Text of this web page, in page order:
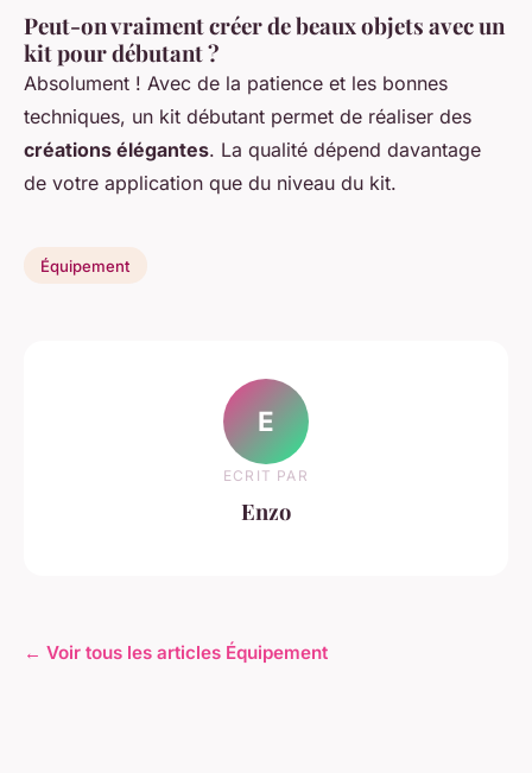
Peut-on vraiment créer de beaux objets avec un
kit pour débutant ?
Absolument ! Avec de la patience et les bonnes
techniques, un kit débutant permet de réaliser des
créations élégantes. La qualité dépend davantage
de votre application que du niveau du kit.
Équipement
E
ECRIT PAR
Enzo
← Voir tous les articles Équipement